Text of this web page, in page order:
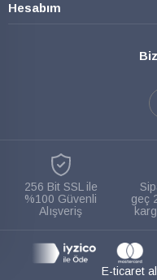
Hesabım
256 Bit SSL ile
%100 Güvenli
Alışveriş
geç
E-ticaret